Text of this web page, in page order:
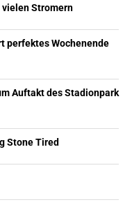
vielen Stromern
perfektes Wochenende
Auftakt des Stadionpark
Stone Tired